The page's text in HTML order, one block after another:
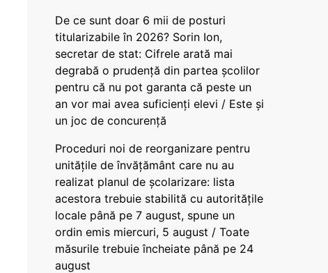
De ce sunt doar 6 mii de posturi
titularizabile în 2026? Sorin Ion,
secretar de stat: Cifrele arată mai
degrabă o prudență din partea școlilor
pentru că nu pot garanta că peste un
an vor mai avea suficienți elevi / Este și
un joc de concurență
Proceduri noi de reorganizare pentru
unitățile de învățământ care nu au
realizat planul de școlarizare: lista
acestora trebuie stabilită cu autoritățile
locale până pe 7 august, spune un
ordin emis miercuri, 5 august / Toate
măsurile trebuie încheiate până pe 24
august